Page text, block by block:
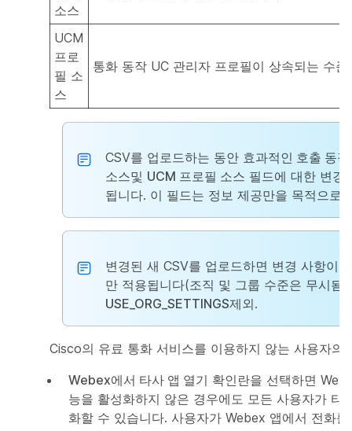
소스
UCM
프로
필 소
스
통화 동작 UC 관리자 프로필이 상속되는 수준
CSV를 업로드하는 동안 효과적인 호출 동작
소스및 UCM 프로필 소스 필드에 대한 변경
됩니다. 이 필드는 정보 제공만을 목적으로
변경된 새 CSV를 업로드하면 변경 사항이
만 적용됩니다(조직 및 그룹 수준은 무시됨).
USE_ORG_SETTINGS제외.
Cisco의 유료 통화 서비스를 이용하지 않는 사용자의
Webex에서 타사 앱 열기 확인란을 선택하면
능을 활성화하지 않은 경우에도 모든 사용자가 타
화할 수 있습니다. 사용자가 Webex 앱에서 전화